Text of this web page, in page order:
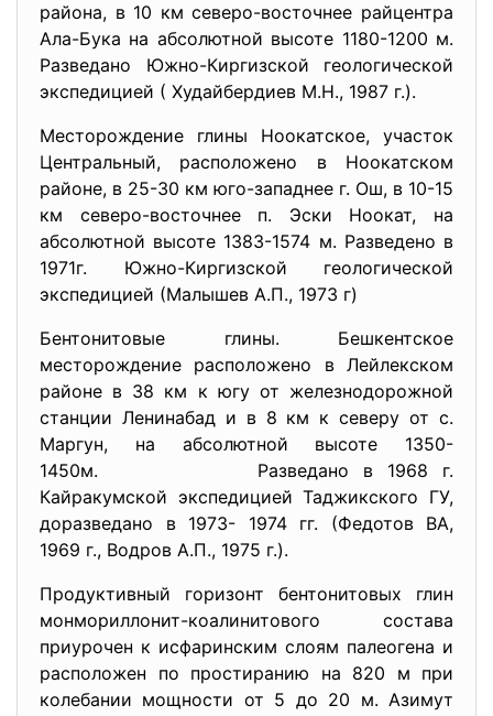
района, в 10 км северо-восточнее райцентра
Ала-Бука на абсолютной высоте 1180-1200 м.
Разведано Южно-Киргизской геологической
экспедицией ( Худайбердиев М.Н., 1987 г.).
Месторождение глины Ноокатское, участок
Центральный, расположено в Ноокатском
районе, в 25-30 км юго-западнее г. Ош, в 10-15
км северо-восточнее п. Эски Ноокат, на
абсолютной высоте 1383-1574 м. Разведено в
1971г. Южно-Киргизской геологической
экспедицией (Малышев А.П., 1973 г)
Бентонитовые глины. Бешкентское
месторождение расположено в Лейлекском
районе в 38 км к югу от железнодорожной
станции Ленинабад и в 8 км к северу от с.
Маргун, на абсолютной высоте 1350-
1450м. Разведано в 1968 г.
Кайракумской экспедицией Таджикского ГУ,
доразведано в 1973- 1974 гг. (Федотов ВА,
1969 г., Водров А.П., 1975 г.).
Продуктивный горизонт бентонитовых глин
монмориллонит-коалинитового состава
приурочен к исфаринским слоям палеогена и
расположен по простиранию на 820 м при
колебании мощности от 5 до 20 м. Азимут